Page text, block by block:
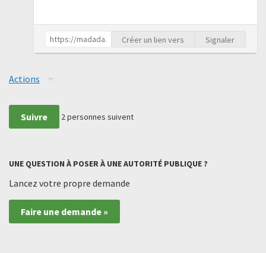
Créer un lien vers Signaler
Actions
Suivre 2personnes suivent
UNE QUESTION À POSER À UNE AUTORITÉ PUBLIQUE ?
Lancez votre propre demande
Faire une demande »